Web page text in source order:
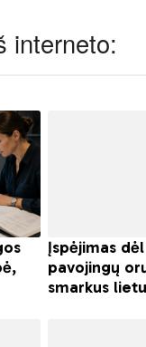
interneto: